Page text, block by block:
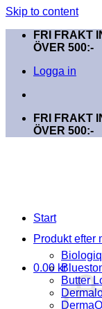
Skip to content
FRI FRAKT
ÖVER 500:-
Logga in
FRI FRAKT
ÖVER 500:-
0.00 kr
Start
Produkt efter
Butter